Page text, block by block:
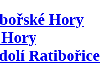
Ratibořice